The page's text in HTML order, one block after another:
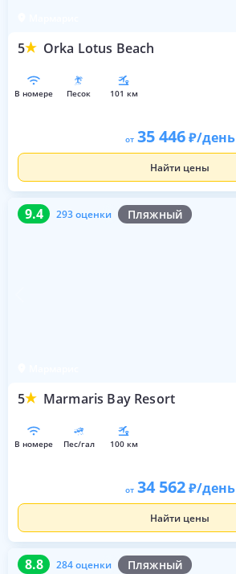
5 Orka Lotus Beach
в номере песок 101 км
от 35 446 /день
Найти цены
9.4 293 оценки Пляжный
5 Marmaris Bay Resort
9.4 293 оценки
в номере пес/гал 100 км
от 34 562 /день
Найти цены
8.8 284 оценки Пляжный
8.8 284 оценки